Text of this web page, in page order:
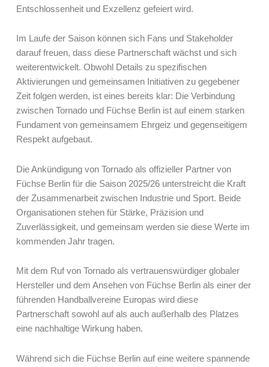
Entschlossenheit und Exzellenz gefeiert wird.
Im Laufe der Saison können sich Fans und Stakeholder
darauf freuen, dass diese Partnerschaft wächst und sich
weiterentwickelt. Obwohl Details zu spezifischen
Aktivierungen und gemeinsamen Initiativen zu gegebener
Zeit folgen werden, ist eines bereits klar: Die Verbindung
zwischen Tornado und Füchse Berlin ist auf einem starken
Fundament von gemeinsamem Ehrgeiz und gegenseitigem
Respekt aufgebaut.
Die Ankündigung von Tornado als offizieller Partner von
Füchse Berlin für die Saison 2025/26 unterstreicht die Kraft
der Zusammenarbeit zwischen Industrie und Sport. Beide
Organisationen stehen für Stärke, Präzision und
Zuverlässigkeit, und gemeinsam werden sie diese Werte im
kommenden Jahr tragen.
Mit dem Ruf von Tornado als vertrauenswürdiger globaler
Hersteller und dem Ansehen von Füchse Berlin als einer der
führenden Handballvereine Europas wird diese
Partnerschaft sowohl auf als auch außerhalb des Platzes
eine nachhaltige Wirkung haben.
Während sich die Füchse Berlin auf eine weitere spannende